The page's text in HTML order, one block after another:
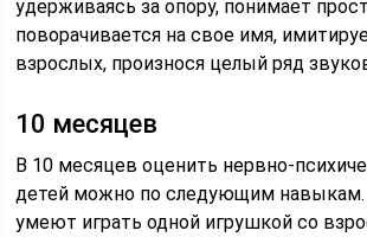
удерживаясь за опору, понимает
поворачивается на свое имя,
взрослых, произнося целый ряд
10 месяцев
В 10 месяцев оценить нервно-
детей можно по следующим
умеют играть одной игрушкой со